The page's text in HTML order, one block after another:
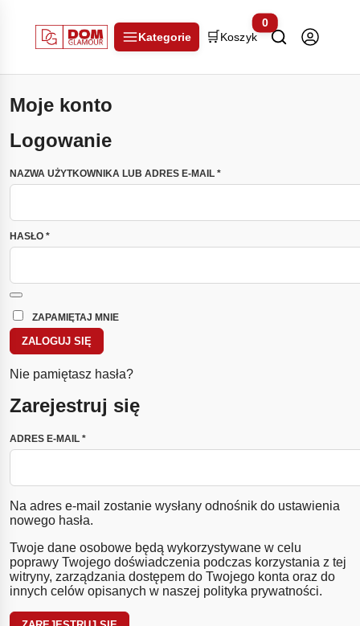
Kategorie 🛒 Koszyk
0
Moje konto
Logowanie
NAZWA UŻYTKOWNIKA LUB ADRES E-MAIL *WYMAGANE
HASŁO *WYMAGANE
ZAPAMIĘTAJ MNIE
ZALOGUJ SIĘ
Nie pamiętasz hasła?
Zarejestruj się
ADRES E-MAIL *WYMAGANE
Na adres e-mail zostanie wysłany odnośnik do ustawienia
nowego hasła.
Twoje dane osobowe będą wykorzystywane w celu
poprawy Twojego doświadczenia podczas korzystania z tej
witryny, zarządzania dostępem do Twojego konta oraz do
innych celów opisanych w naszej polityka prywatności.